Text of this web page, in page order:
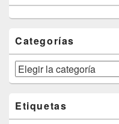
Categorías
Categorías
Etiquetas